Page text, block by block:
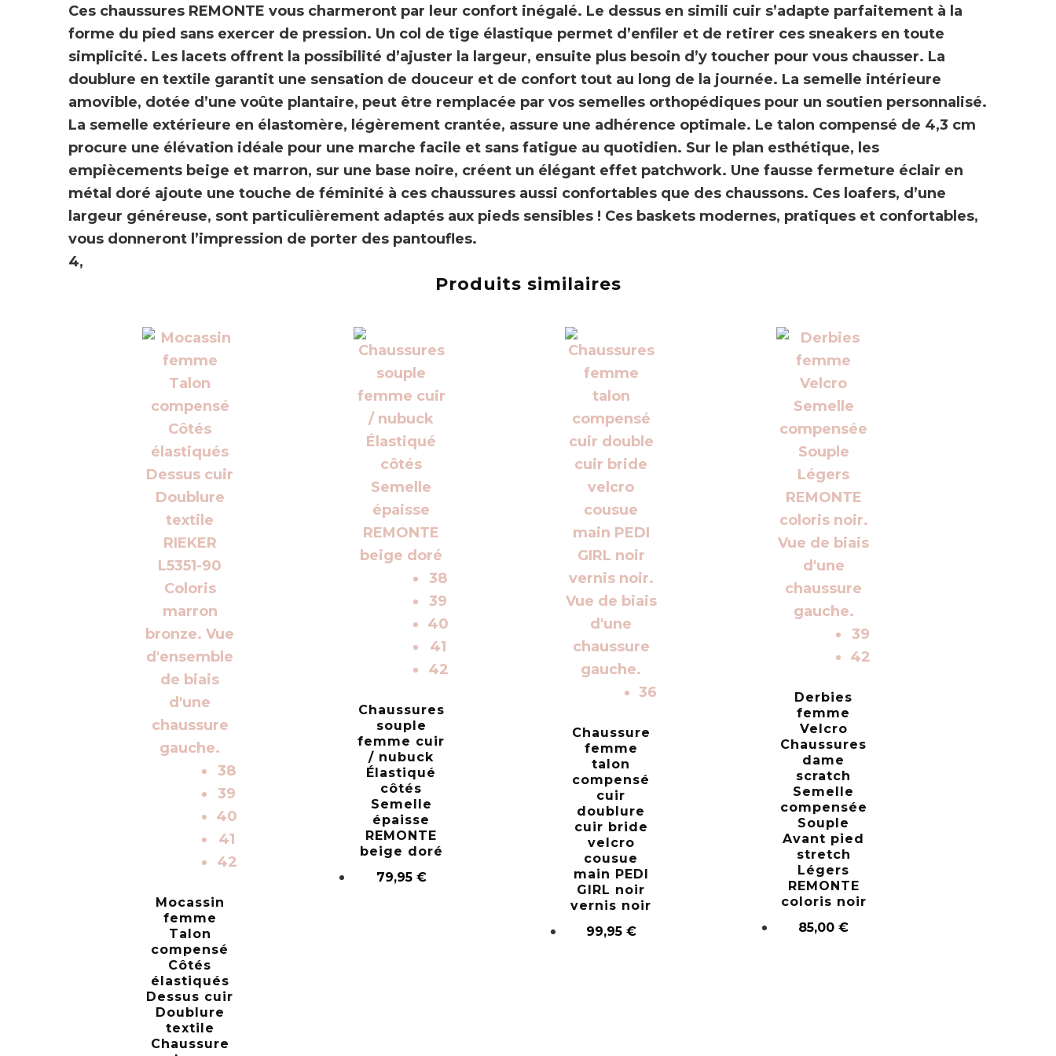
Ces chaussures REMONTE vous charmeront par leur confort inégalé. Le dessus en simili cuir s’adapte parfaitement à la
forme du pied sans exercer de pression. Un col de tige élastique permet d’enfiler et de retirer ces sneakers en toute
simplicité. Les lacets offrent la possibilité d’ajuster la largeur, ensuite plus besoin d’y toucher pour vous chausser. La
doublure en textile garantit une sensation de douceur et de confort tout au long de la journée. La semelle intérieure
amovible, dotée d’une voûte plantaire, peut être remplacée par vos semelles orthopédiques pour un soutien personnalisé.
La semelle extérieure en élastomère, légèrement crantée, assure une adhérence optimale. Le talon compensé de 4,3 cm
procure une élévation idéale pour une marche facile et sans fatigue au quotidien. Sur le plan esthétique, les
empiècements beige et marron, sur une base noire, créent un élégant effet patchwork. Une fausse fermeture éclair en
métal doré ajoute une touche de féminité à ces chaussures aussi confortables que des chaussons. Ces loafers, d’une
largeur généreuse, sont particulièrement adaptés aux pieds sensibles ! Ces baskets modernes, pratiques et confortables,
vous donneront l’impression de porter des pantoufles.
4,
Produits similaires
38
39
40
41
42
Mocassin
femme
Talon
compensé
Côtés
élastiqués
Dessus cuir
Doublure
textile
Chaussure
38
39
40
41
42
Chaussures
souple
femme cuir
/ nubuck
Élastiqué
côtés
Semelle
épaisse
REMONTE
beige doré
79,95 €
36
Chaussure
femme
talon
compensé
cuir
doublure
cuir bride
velcro
cousue
main PEDI
GIRL noir
vernis noir
99,95 €
39
42
Derbies
femme
Velcro
Chaussures
dame
scratch
Semelle
compensée
Souple
Avant pied
stretch
Légers
REMONTE
coloris noir
85,00 €